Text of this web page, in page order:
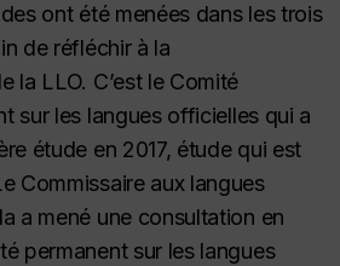
ont été menées dans les trois
de réfléchir à la
la LLO. C’est le Comité
sur les langues officielles qui a
étude en 2017, étude qui est
Commissaire aux langues
a mené une consultation en
permanent sur les langues